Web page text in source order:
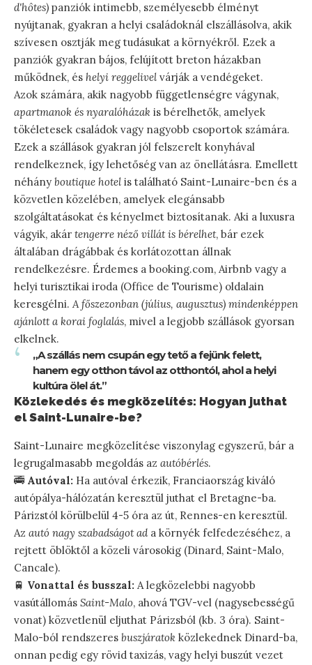
d'hôtes) panziók intimebb, személyesebb élményt
nyújtanak, gyakran a helyi családoknál elszállásolva, akik
szívesen osztják meg tudásukat a környékről. Ezek a
panziók gyakran bájos, felújított breton házakban
működnek, és helyi reggelivel várják a vendégeket.
Azok számára, akik nagyobb függetlenségre vágynak,
apartmanok és nyaralóházak is bérelhetők, amelyek
tökéletesek családok vagy nagyobb csoportok számára.
Ezek a szállások gyakran jól felszerelt konyhával
rendelkeznek, így lehetőség van az önellátásra. Emellett
néhány boutique hotel is található Saint-Lunaire-ben és a
közvetlen közelében, amelyek elegánsabb
szolgáltatásokat és kényelmet biztosítanak. Aki a luxusra
vágyik, akár tengerre néző villát is bérelhet, bár ezek
általában drágábbak és korlátozottan állnak
rendelkezésre. Érdemes a booking.com, Airbnb vagy a
helyi turisztikai iroda (Office de Tourisme) oldalain
keresgélni. A főszezonban (július, augusztus) mindenképpen
ajánlott a korai foglalás, mivel a legjobb szállások gyorsan
elkelnek.
„A szállás nem csupán egy tető a fejünk felett,
hanem egy otthon távol az otthontól, ahol a helyi
kultúra ölel át.”
Közlekedés és megközelítés: Hogyan juthat
el Saint-Lunaire-be?
Saint-Lunaire megközelítése viszonylag egyszerű, bár a
legrugalmasabb megoldás az autóbérlés.
🚎 Autóval: Ha autóval érkezik, Franciaország kiváló
autópálya-hálózatán keresztül juthat el Bretagne-ba.
Párizstól körülbelül 4-5 óra az út, Rennes-en keresztül.
Az autó nagy szabadságot ada környék felfedezéséhez, a
rejtett öblöktől a közeli városokig (Dinard, Saint-Malo,
Cancale).
🚆 Vonattal és busszal: A legközelebbi nagyobb
vasútállomás Saint-Malo, ahová TGV-vel (nagysebességű
vonat) közvetlenül eljuthat Párizsból (kb. 3 óra). Saint-
Malo-ból rendszeres buszjáratok közlekednek Dinard-ba,
onnan pedig egy rövid taxizás, vagy helyi buszút vezet